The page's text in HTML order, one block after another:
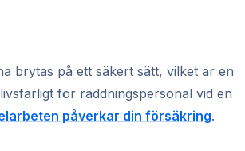
brytas på ett säkert sätt, vilket är en
för räddningspersonal vid en
påverkar din försäkring.